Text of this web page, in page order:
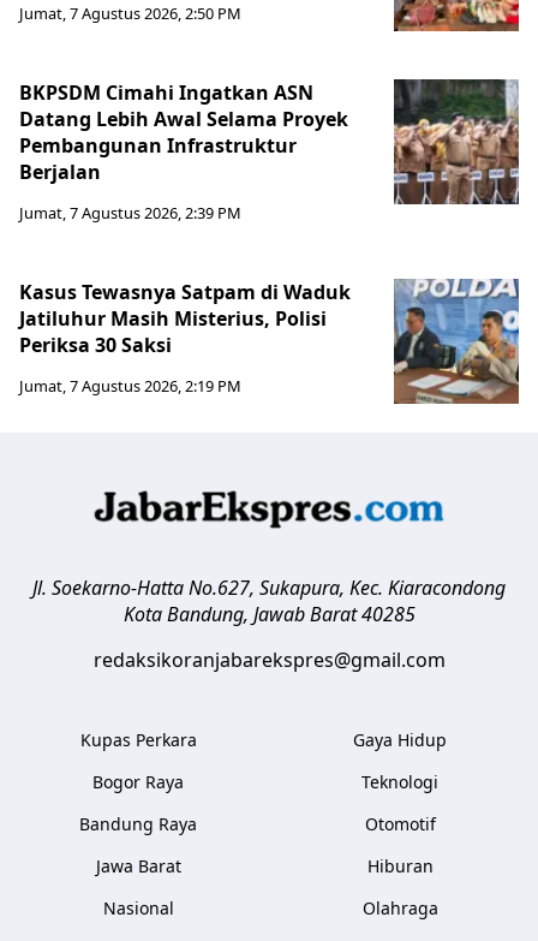
Jumat, 7 Agustus 2026, 2:50 PM
BKPSDM Cimahi Ingatkan ASN
Datang Lebih Awal Selama Proyek
Pembangunan Infrastruktur
Berjalan
Jumat, 7 Agustus 2026, 2:39 PM
Kasus Tewasnya Satpam di Waduk
Jatiluhur Masih Misterius, Polisi
Periksa 30 Saksi
Jumat, 7 Agustus 2026, 2:19 PM
Jl. Soekarno-Hatta No.627, Sukapura, Kec. Kiaracondong
Kota Bandung, Jawab Barat 40285
redaksikoranjabarekspres@gmail.com
Kupas Perkara
Bogor Raya
Bandung Raya
Jawa Barat
Nasional
Gaya Hidup
Teknologi
Otomotif
Hiburan
Olahraga